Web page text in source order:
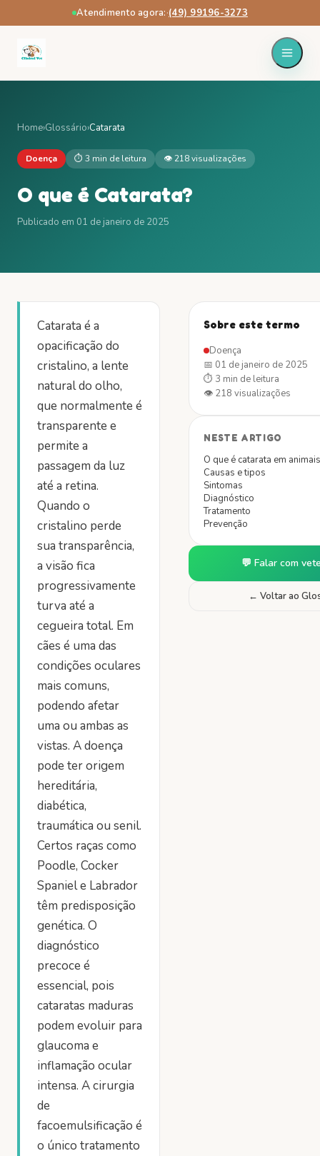
Atendimento agora:·(49) 99196-3273
Home›Glossário›Catarata
Doença ⏱ 3 min de leitura 👁218visualizações
O que é Catarata?
Publicado em 01 de janeiro de 2025
Catarata é a
opacificação do
cristalino, a lente
natural do olho,
que normalmente é
transparente e
permite a
passagem da luz
até a retina.
Quando o
cristalino perde
sua transparência,
a visão fica
progressivamente
turva até a
cegueira total. Em
cães é uma das
condições oculares
mais comuns,
podendo afetar
uma ou ambas as
vistas. A doença
pode ter origem
hereditária,
diabética,
traumática ou senil.
Certos raças como
Poodle, Cocker
Spaniel e Labrador
têm predisposição
genética. O
diagnóstico
precoce é
essencial, pois
cataratas maduras
podem evoluir para
glaucoma e
inflamação ocular
intensa. A cirurgia
de
facoemulsificação é
o único tratamento
Sobre este termo
Doença
📅 01 de janeiro de 2025
⏱ 3 min de leitura
👁 218 visualizações
NESTE ARTIGO
O que é catarata em
Causas e tipos
Sintomas
Diagnóstico
Tratamento
Prevenção
💬 Falar com
← Voltar ao